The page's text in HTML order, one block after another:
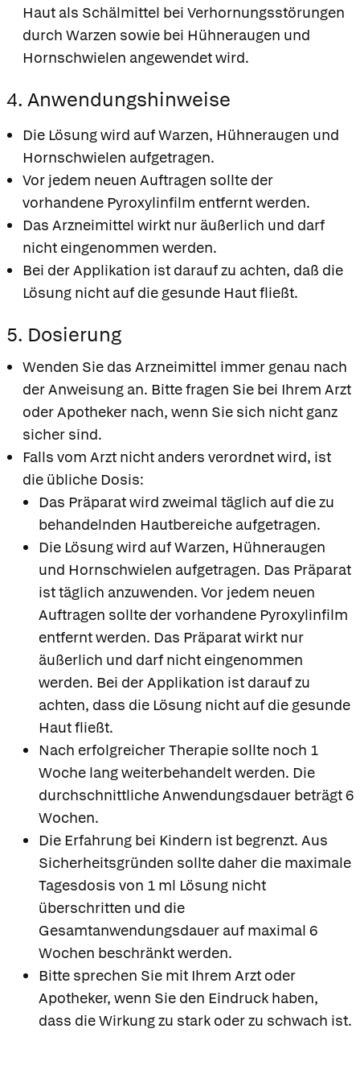
Haut als Schälmittel bei Verhornungsstörungen
durch Warzen sowie bei Hühneraugen und
Hornschwielen angewendet wird.
4. Anwendungshinweise
Die Lösung wird auf Warzen, Hühneraugen und
Hornschwielen aufgetragen.
Vor jedem neuen Auftragen sollte der
vorhandene Pyroxylinfilm entfernt werden.
Das Arzneimittel wirkt nur äußerlich und darf
nicht eingenommen werden.
Bei der Applikation ist darauf zu achten, daß die
Lösung nicht auf die gesunde Haut fließt.
5. Dosierung
Wenden Sie das Arzneimittel immer genau nach
der Anweisung an. Bitte fragen Sie bei Ihrem Arzt
oder Apotheker nach, wenn Sie sich nicht ganz
sicher sind.
Falls vom Arzt nicht anders verordnet wird, ist
die übliche Dosis:
Das Präparat wird zweimal täglich auf die zu
behandelnden Hautbereiche aufgetragen.
Die Lösung wird auf Warzen, Hühneraugen
und Hornschwielen aufgetragen. Das Präparat
ist täglich anzuwenden. Vor jedem neuen
Auftragen sollte der vorhandene Pyroxylinfilm
entfernt werden. Das Präparat wirkt nur
äußerlich und darf nicht eingenommen
werden. Bei der Applikation ist darauf zu
achten, dass die Lösung nicht auf die gesunde
Haut fließt.
Nach erfolgreicher Therapie sollte noch 1
Woche lang weiterbehandelt werden. Die
durchschnittliche Anwendungsdauer beträgt 6
Wochen.
Die Erfahrung bei Kindern ist begrenzt. Aus
Sicherheitsgründen sollte daher die maximale
Tagesdosis von 1 ml Lösung nicht
überschritten und die
Gesamtanwendungsdauer auf maximal 6
Wochen beschränkt werden.
Bitte sprechen Sie mit Ihrem Arzt oder
Apotheker, wenn Sie den Eindruck haben,
dass die Wirkung zu stark oder zu schwach ist.